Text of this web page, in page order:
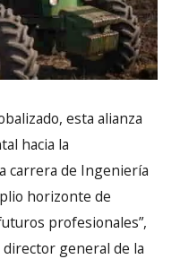
esta alianza
hacia la
carrera de Ingeniería
horizonte de
profesionales”,
director general de la